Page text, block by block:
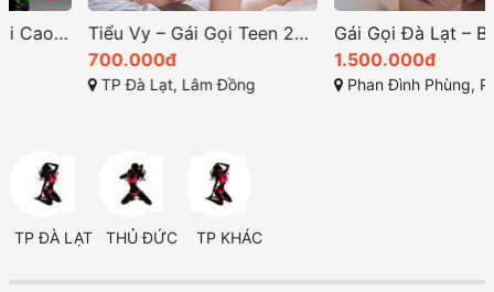
Tiểu Vy – Gái Gọi Teen 2K4 Cao Cấp Đà Lạt: Đẳng Cấp Gái Xinh Body Đẩy Đà và Dịch Vụ Cực Tốt
700.000đ
TP Đà Lạt, Lâm Đồng
Gái Gọi Đà Lạt – Bảo Hân 2k7: Gái Gọi F2 TP Đà Lạt Non Teen, Gái Xinh, Quyến Rũ, Làm Tình Lôi Cuốn
1.500.000đ
Phan Đình Phùng, Phường 2, TP Đà Lạt (gái gọi đà lạt). Lâm Đồng
TP ĐÀ LẠT THỦ ĐỨC TP KHÁC